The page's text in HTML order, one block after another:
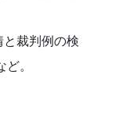
裁判例の検
。